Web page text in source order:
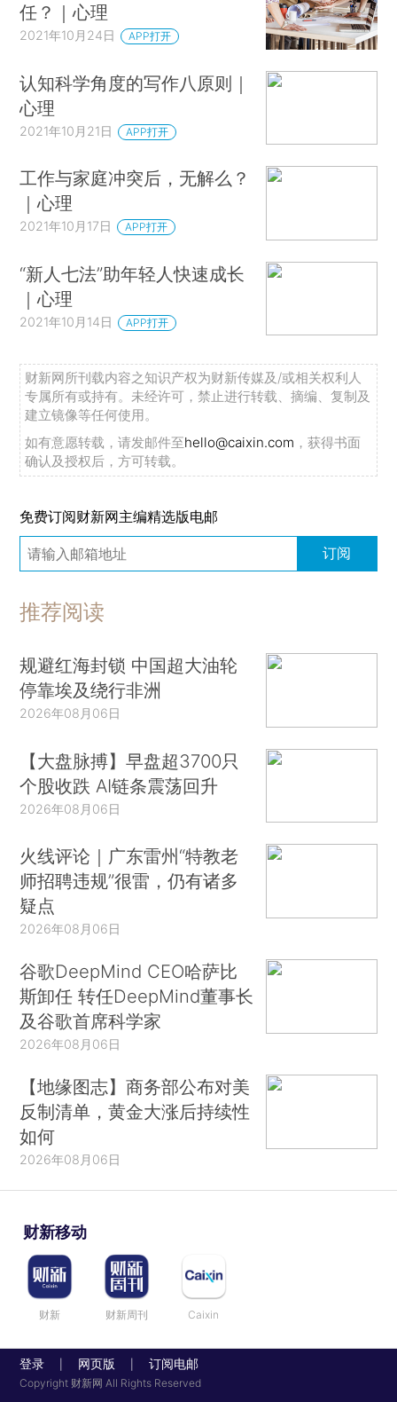
任？｜心理
2021年10月24日 APP打开
认知科学角度的写作八原则｜
心理
2021年10月21日 APP打开
工作与家庭冲突后，无解么？
｜心理
2021年10月17日 APP打开
“新人七法”助年轻人快速成长
｜心理
2021年10月14日 APP打开
财新网所刊载内容之知识产权为财新传媒及/或相关权利人
专属所有或持有。未经许可，禁止进行转载、摘编、复制及
建立镜像等任何使用。
如有意愿转载，请发邮件至hello@caixin.com ，获得书面
确认及授权后，方可转载。
免费订阅财新网主编精选版电邮
订阅
推荐阅读
规避红海封锁 中国超大油轮
停靠埃及绕行非洲
2026年08月06日
【大盘脉搏】早盘超3700只
个股收跌 AI链条震荡回升
2026年08月06日
火线评论｜广东雷州“特教老
师招聘违规”很雷，仍有诸多
疑点
2026年08月06日
谷歌DeepMind CEO哈萨比
斯卸任 转任DeepMind董事长
及谷歌首席科学家
2026年08月06日
【地缘图志】商务部公布对美
反制清单，黄金大涨后持续性
如何
2026年08月06日
财新移动
财新 财新周刊 Caixin
登录 网页版 订阅电邮
Copyright 财新网 All Rights Reserved